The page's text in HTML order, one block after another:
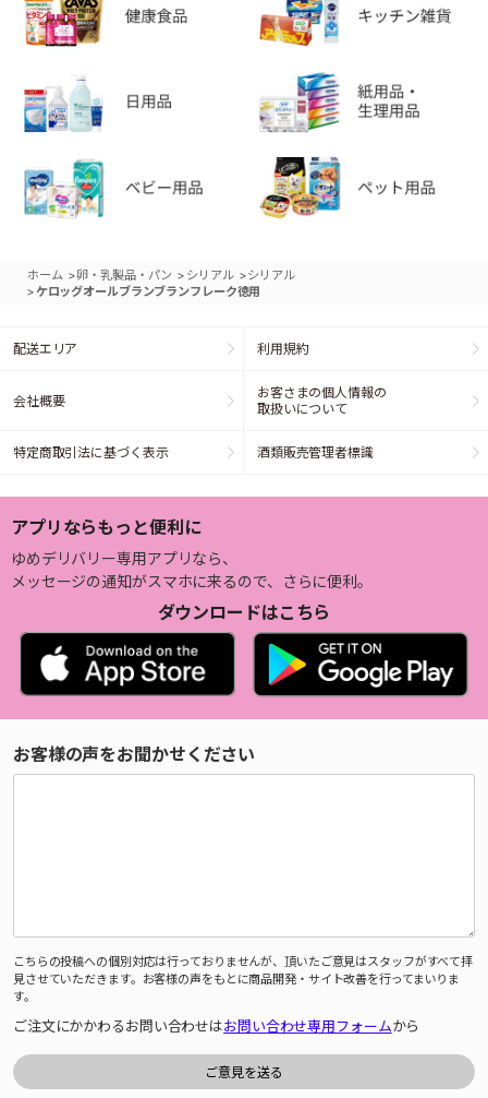
ホーム >卵・乳製品・パン > シリアル >シリアル
>ケロッグオールブランブランフレーク徳用
配送エリア 利用規約
会社概要
お客さまの個人情報の
取扱いについて
特定商取引法に基づく表示 酒類販売管理者標識
アプリならもっと便利に
ゆめデリバリー専用アプリなら、
メッセージの通知がスマホに来るので、さらに便利。
ダウンロードはこちら
お客様の声をお聞かせください
こちらの投稿への個別対応は行っておりませんが、頂いたご意見はスタッフがすべて拝
見させていただきます。お客様の声をもとに商品開発・サイト改善を行ってまいりま
す。
ご注文にかかわるお問い合わせはお問い合わせ専用フォームから